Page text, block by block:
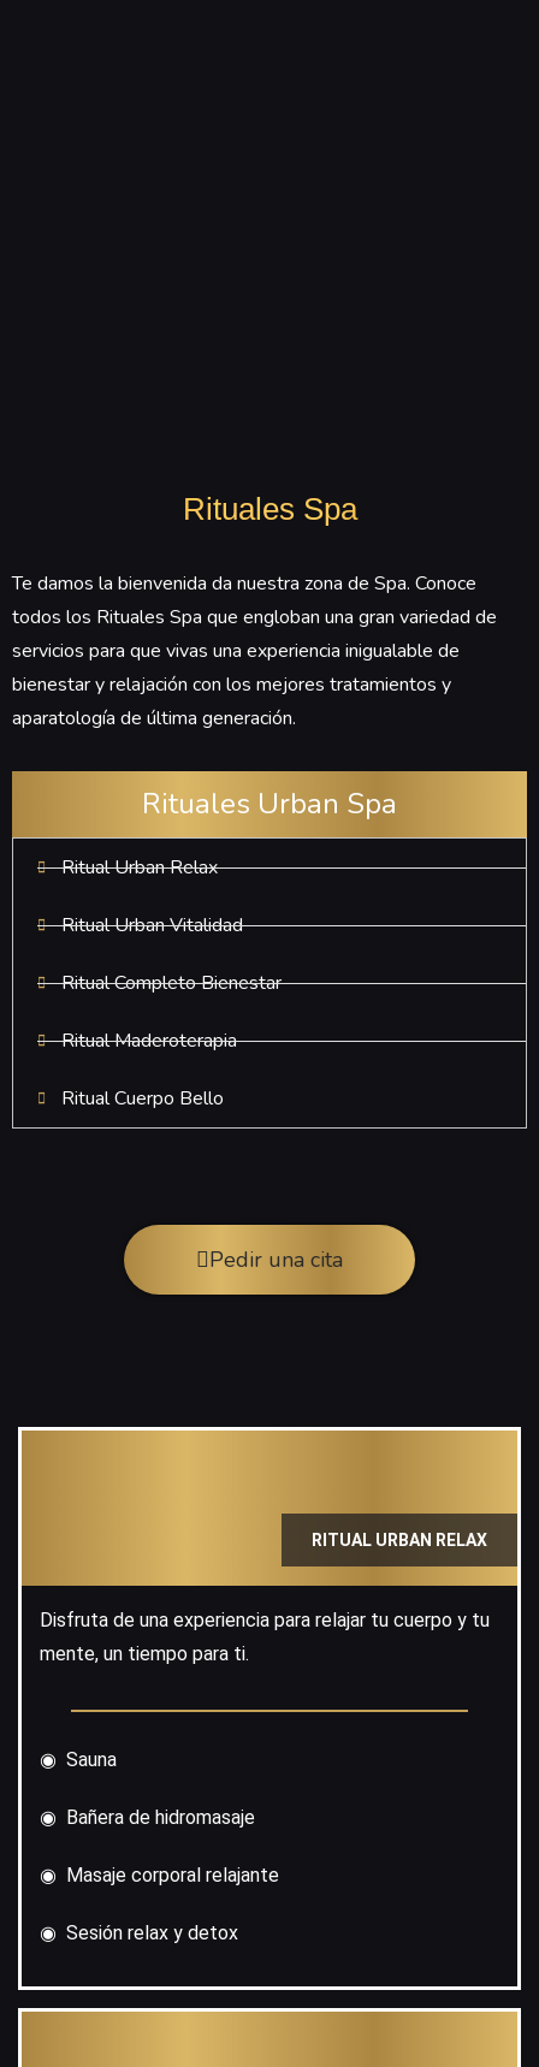
Rituales Spa
Te damos la bienvenida da nuestra zona de Spa. Conoce
todos los Rituales Spa que engloban una gran variedad de
servicios para que vivas una experiencia inigualable de
bienestar y relajación con los mejores tratamientos y
aparatología de última generación.
Rituales Urban Spa
Ritual Urban Relax
Ritual Urban Vitalidad
Ritual Completo Bienestar
Ritual Maderoterapia
Ritual Cuerpo Bello
Pedir una cita
RITUAL URBAN RELAX
Disfruta de una experiencia para relajar tu cuerpo y tu
mente, un tiempo para ti.
◉ Sauna
◉ Bañera de hidromasaje
◉ Masaje corporal relajante
◉ Sesión relax y detox